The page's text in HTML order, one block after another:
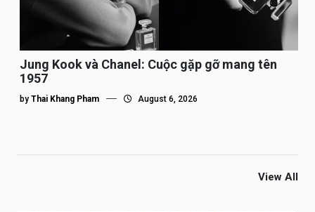
Jung Kook và Chanel: Cuộc gặp gỡ mang tên
1957
by Thai Khang Pham August 6, 2026
View All